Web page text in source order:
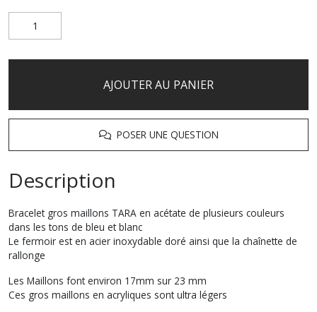
AJOUTER AU PANIER
POSER UNE QUESTION
Description
Bracelet gros maillons TARA en acétate de plusieurs couleurs
dans les tons de bleu et blanc
Le fermoir est en acier inoxydable doré ainsi que la chaînette de
rallonge
Les Maillons font environ 17mm sur 23 mm
Ces gros maillons en acryliques sont ultra légers